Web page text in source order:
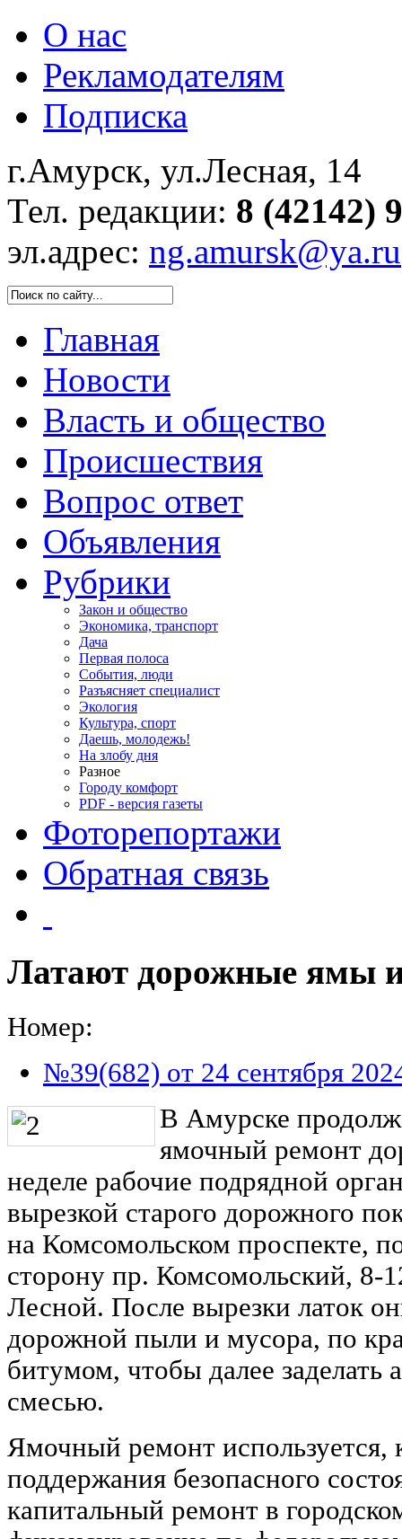
О нас
Рекламодателям
Подписка
г.Амурск, ул.Лесная, 14
Тел. редакции: 8 (42142)
эл.адрес: ng.amursk@ya.ru
Главная
Новости
Власть и общество
Происшествия
Вопрос ответ
Объявления
Рубрики
Закон и общество
Экономика, транспорт
Дача
Первая полоса
События, люди
Разъясняет специалист
Экология
Культура, спорт
Даешь, молодежь!
На злобу дня
Разное
Городу комфорт
PDF - версия газеты
Фоторепортажи
Обратная связь
Латают дорожные ямы и
Номер:
№39(682) от 24 сентября
В Амурске
ямочный ремонт
неделе рабочие подрядной
вырезкой старого дорожного
на Комсомольском проспекте,
сторону пр. Комсомольский, 8-
Лесной. После вырезки латок
дорожной пыли и мусора, по
битумом, чтобы далее заделать
смесью.
Ямочный ремонт используется,
поддержания безопасного
капитальный ремонт в